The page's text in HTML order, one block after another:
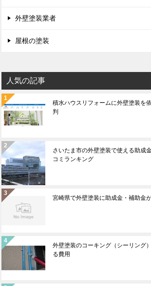
外壁塗装業者
屋根の塗装
人気の記事
積水ハウスリフォームに外壁塗装を
判
さいたま市の外壁塗装で使える助成
コミランキング
宮崎県で外壁塗装に助成金・補助金
外壁塗装のコーキング（シーリング
る費用